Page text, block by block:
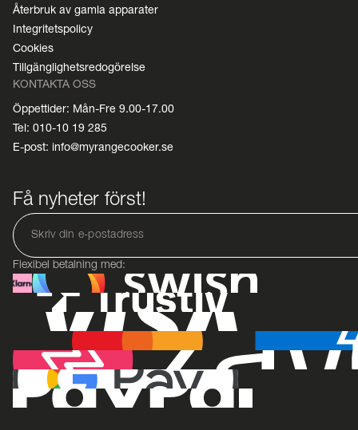
Återbruk av gamla apparater
Integritetspolicy
Cookies
Tillgänglighetsredogörelse
KONTAKTA OSS
Öppettider: Mån-Fre 9.00-17.00
Tel: 010-10 19 285
E-post: info@myrangecooker.se
Få nyheter först!
Flexibel betalning med: